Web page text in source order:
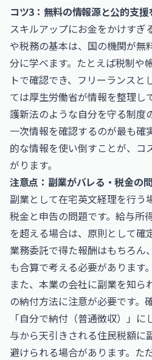
コツ3：無料の情報源と公的支
スキルアップにお金をかけすぎ
や税務の基本は、国の機関が無
分に学べます。たとえば税制や
トで確認でき、フリーランスと
ては厚生労働省が情報を整理し
護新法のような自分を守る制度
一次情報を確認するのが最も確
的な情報を使い倒すことが、コ
がります。
注意点：副業がバレる・税金の
副業として在宅英文経理を行う
税金と申告の問題です。給与所
を超える場合は、原則として確
業務委託で得た報酬はもちろん
も合算で考える必要があります。
また、本業の会社に副業を知ら
の納付方法に注意が必要です。
「自分で納付（普通徴収）」
与から天引きされる住民税額に
避けられる場合があります。た